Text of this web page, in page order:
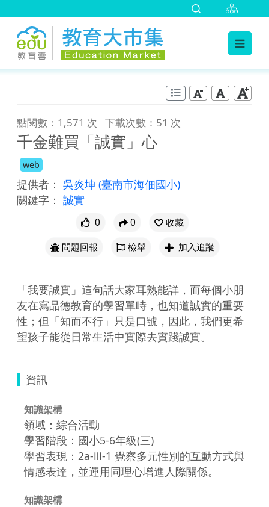
點閱數：1,571 次 下載次數：51 次
千金難買「誠實」心
web
提供者： 吳炎坤 (臺南市海佃國小)
關鍵字： 誠實
0 0
收藏
問題回報
檢舉 加入追蹤
「我要誠實」這句話大家耳熟能詳，而每個小朋
友在寫品德教育的學習單時，也知道誠實的重要
性；但「知而不行」只是口號，因此，我們更希
望孩子能從日常生活中實際去實踐誠實。
資訊
知識架構
領域：綜合活動
學習階段：國小5-6年級(三)
學習表現：2a-Ⅲ-1 覺察多元性別的互動方式與
情感表達，並運用同理心增進人際關係。
知識架構